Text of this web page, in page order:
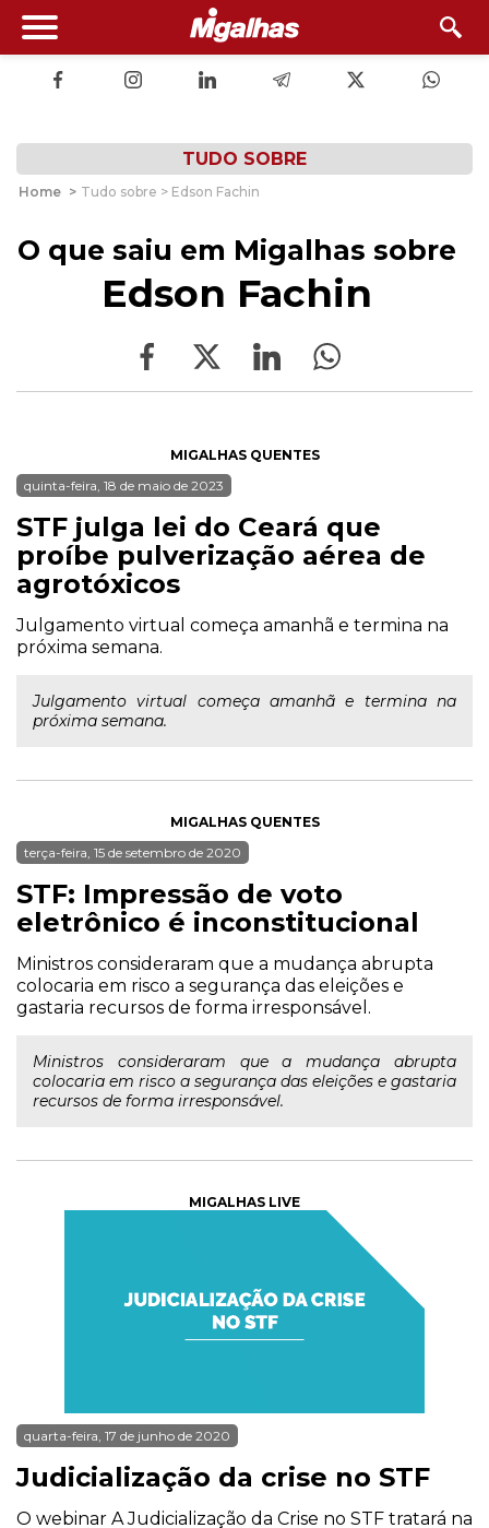
TUDO SOBRE
Home > Tudo sobre > Edson Fachin
O que saiu em Migalhas sobre
Edson Fachin
MIGALHAS QUENTES
quinta-feira, 18 de maio de 2023
STF julga lei do Ceará que
proíbe pulverização aérea de
agrotóxicos
Julgamento virtual começa amanhã e termina na
próxima semana.
Julgamento virtual começa amanhã e termina na
próxima semana.
MIGALHAS QUENTES
terça-feira, 15 de setembro de 2020
STF: Impressão de voto
eletrônico é inconstitucional
Ministros consideraram que a mudança abrupta
colocaria em risco a segurança das eleições e
gastaria recursos de forma irresponsável.
Ministros consideraram que a mudança abrupta
colocaria em risco a segurança das eleições e gastaria
recursos de forma irresponsável.
MIGALHAS LIVE
quarta-feira, 17 de junho de 2020
Judicialização da crise no STF
O webinar A Judicialização da Crise no STF tratará na